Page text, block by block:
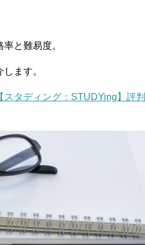
と難易度。
ます。
スタディング：STUDYing】評